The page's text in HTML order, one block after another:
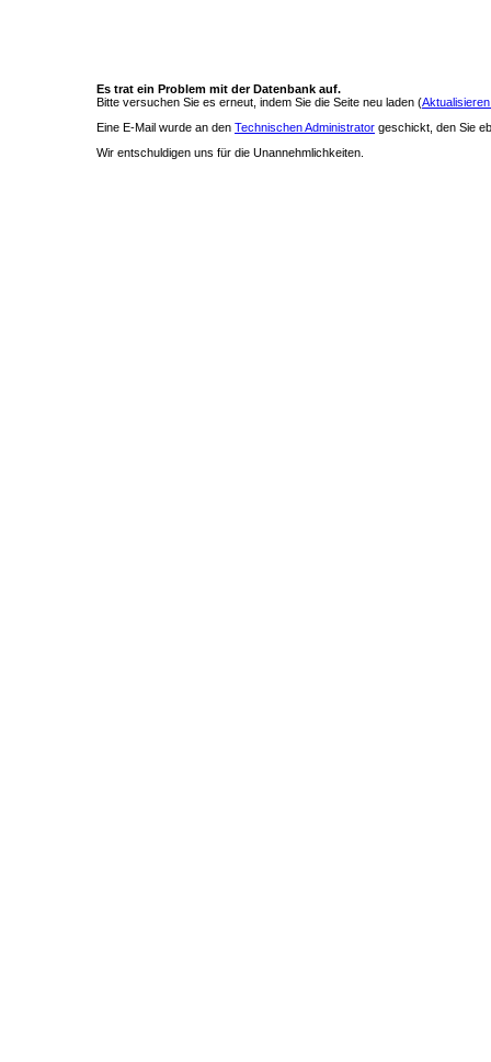
Es trat ein Problem mit der Datenbank auf.
Bitte versuchen Sie es erneut, indem Sie die Seite neu laden (
Eine E-Mail wurde an den Technischen Administrator geschickt, den Sie
Wir entschuldigen uns für die Unannehmlichkeiten.